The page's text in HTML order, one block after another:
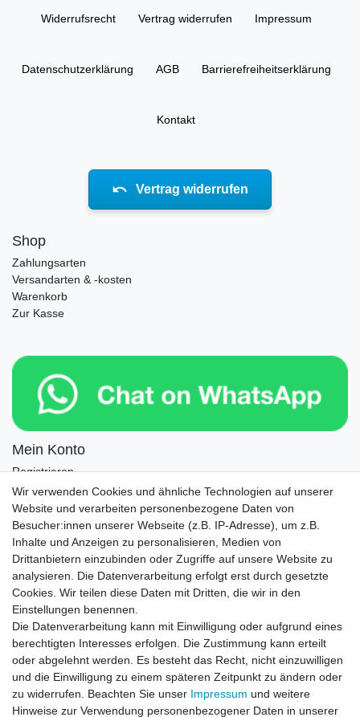
Widerrufs­recht Vertrag widerrufen Impressum
Daten­schutz­erklärung AGB Barrierefreiheitserklärung
Kontakt
Vertrag widerrufen
Shop
Zahlungsarten
Versandarten & -kosten
Warenkorb
Zur Kasse
Mein Konto
Registrieren
Login
Newsletter
E-MAIL **
Newsletter
Honig
Hiermit bestätige ich, dass ich die
Einwilligung kann ich jederzeit widerrufen.**
Abonnieren
** Hierbei handelt es sich um ein Pflichtfeld.
Wir verwenden Cookies und ähnliche Technologien auf unserer
Website und verarbeiten personenbezogene Daten von
Besucher:innen unserer Webseite (z.B. IP-Adresse), um z.B.
Inhalte und Anzeigen zu personalisieren, Medien von
Drittanbietern einzubinden oder Zugriffe auf unsere Website zu
analysieren. Die Datenverarbeitung erfolgt erst durch gesetzte
Cookies. Wir teilen diese Daten mit Dritten, die wir in den
Einstellungen benennen.
Die Datenverarbeitung kann mit Einwilligung oder aufgrund eines
berechtigten Interesses erfolgen. Die Zustimmung kann erteilt
oder abgelehnt werden. Es besteht das Recht, nicht einzuwilligen
und die Einwilligung zu einem späteren Zeitpunkt zu ändern oder
zu widerrufen. Beachten Sie unser Impressum und weitere
Hinweise zur Verwendung personenbezogener Daten in unserer